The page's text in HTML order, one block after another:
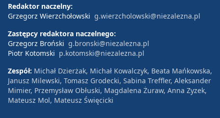
Redaktor naczelny:
Grzegorz Wierzchołowski g.wierzcholowski@niezalezna.pl
Zastępcy redaktora naczelnego:
Grzegorz Broński g.bronski@niezalezna.pl
Piotr Kotomski p.kotomski@niezalezna.pl
Zespół: Michał Dzierżak, Michał Kowalczyk, Beata Mańkowska,
Janusz Milewski, Tomasz Grodecki, Sabina Treffler, Aleksander
Mimier, Przemysław Obłuski, Magdalena Żuraw, Anna Zyzek,
Mateusz Mol, Mateusz Święcicki